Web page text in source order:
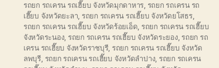
รถยก รถเครน รถเฮี๊ยบ จังหวัดมุกดาหาร, รถยก รถเครน รถ
เฮี๊ยบ จังหวัดยะลา, รถยก รถเครน รถเฮี๊ยบ จังหวัดยโสธร,
รถยก รถเครน รถเฮี๊ยบ จังหวัดร้อยเอ็ด, รถยก รถเครน รถเฮี๊ยบ
จังหวัดระนอง, รถยก รถเครน รถเฮี๊ยบ จังหวัดระยอง, รถยก รถ
เครน รถเฮี๊ยบ จังหวัดราชบุรี, รถยก รถเครน รถเฮี๊ยบ จังหวัด
ลพบุรี, รถยก รถเครน รถเฮี๊ยบ จังหวัดลำปาง, รถยก รถเครน